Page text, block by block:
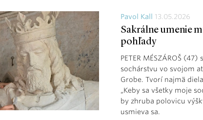
Pavol Kall 13.05.2026
Sakrálne umenie
pohľady
PETER MÉSZÁROŠ
sochárstvu vo svojom
Grobe. Tvorí najmä
„Keby sa všetky moje
by zhruba polovicu
usmieva sa.